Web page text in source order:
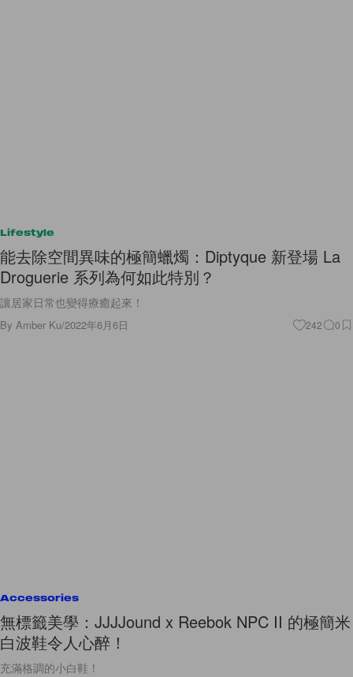
Lifestyle
能去除空間異味的極簡蠟燭：Diptyque 新登場 La
Droguerie 系列為何如此特別？
讓居家日常也變得療癒起來！
By Amber Ku/2022年6月6日 242 0
Accessories
無標籤美學：JJJJound x Reebok NPC II 的極簡米
白波鞋令人心醉！
充滿格調的小白鞋！